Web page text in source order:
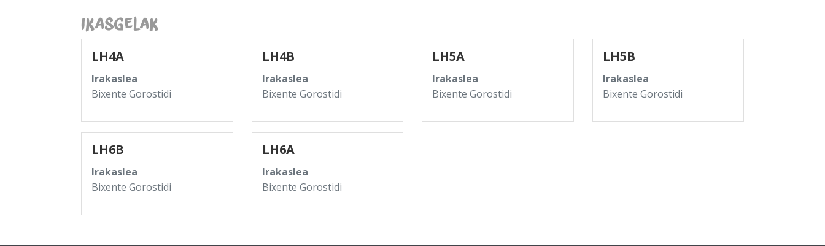
Ikasgelak
LH4A
Irakaslea
Bixente Gorostidi
LH4B
Irakaslea
Bixente Gorostidi
LH5A
Irakaslea
Bixente Gorostidi
LH5B
Irakaslea
Bixente Gorostidi
LH6B
Irakaslea
Bixente Gorostidi
LH6A
Irakaslea
Bixente Gorostidi